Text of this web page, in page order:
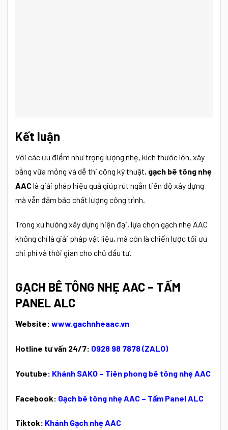
Kết luận
Với các ưu điểm như trọng lượng nhẹ, kích thước lớn, xây
bằng vữa mỏng và dễ thi công kỹ thuật, gạch bê tông nhẹ
AAClà giải pháp hiệu quả giúp rút ngắn tiến độ xây dựng
mà vẫn đảm bảo chất lượng công trình.
Trong xu hướng xây dựng hiện đại, lựa chọn gạch nhẹ AAC
không chỉ là giải pháp vật liệu, mà còn là chiến lược tối ưu
chi phí và thời gian cho chủ đầu tư.
GẠCH BÊ TÔNG NHẸ AAC – TẤM
PANEL ALC
Website: www.gachnheaac.vn
Hotline tư vấn 24/7: 0928 98 7878 (ZALO)
Youtube: Khánh SAKO – Tiên phong bê tông nhẹ AAC
Facebook: Gạch bê tông nhẹ AAC – Tấm Panel ALC
Tiktok: Khánh Gạch nhẹ AAC